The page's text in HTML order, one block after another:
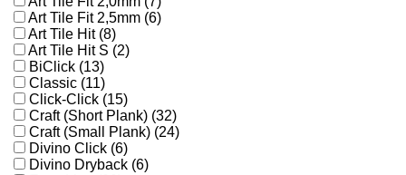
Art Tile Fit 2,5mm (6)
Art Tile Hit (8)
Art Tile Hit S (2)
BiClick (13)
Classic (11)
Click-Click (15)
Craft (Short Plank) (32)
Craft (Small Plank) (24)
Divino Click (6)
Divino Dryback (6)